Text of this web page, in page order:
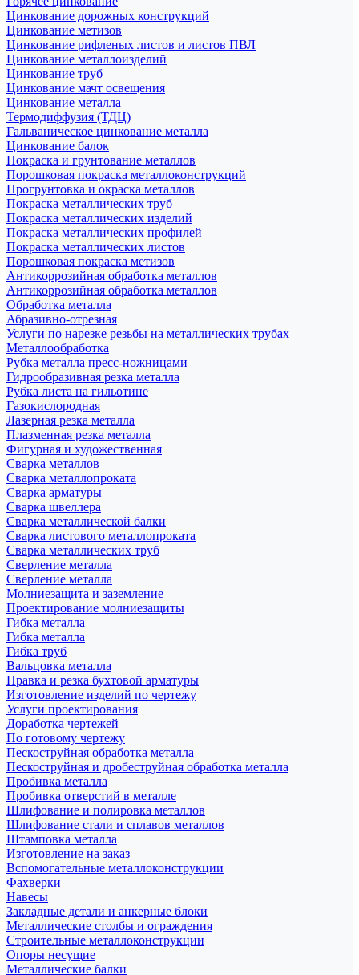
Цинкование дорожных конструкций
Цинкование метизов
Цинкование рифленых листов и листов ПВЛ
Цинкование металлоизделий
Цинкование труб
Цинкование мачт освещения
Цинкование металла
Термодиффузия (ТДЦ)
Гальваническое цинкование металла
Цинкование балок
Покраска и грунтование металлов
Порошковая покраска металлоконструкций
Прогрунтовка и окраска металлов
Покраска металлических труб
Покраска металлических изделий
Покраска металлических профилей
Покраска металлических листов
Порошковая покраска метизов
Антикоррозийная обработка металлов
Антикоррозийная обработка металлов
Обработка металла
Абразивно-отрезная
Услуги по нарезке резьбы на металлических трубах
Металлообработка
Рубка металла пресс-ножницами
Гидрообразивная резка металла
Рубка листа на гильотине
Газокислородная
Лазерная резка металла
Плазменная резка металла
Фигурная и художественная
Сварка металлов
Сварка металлопроката
Сварка арматуры
Сварка швеллера
Сварка металлической балки
Сварка листового металлопроката
Сварка металлических труб
Сверление металла
Сверление металла
Молниезащита и заземление
Проектирование молниезащиты
Гибка металла
Гибка металла
Гибка труб
Вальцовка металла
Правка и резка бухтовой арматуры
Изготовление изделий по чертежу
Услуги проектирования
Доработка чертежей
По готовому чертежу
Пескоструйная обработка металла
Пескоструйная и дробеструйная обработка металла
Пробивка металла
Пробивка отверстий в металле
Шлифование и полировка металлов
Шлифование стали и сплавов металлов
Штамповка металла
Изготовление на заказ
Вспомогательные металлоконструкции
Фахверки
Навесы
Закладные детали и анкерные блоки
Металлические столбы и ограждения
Строительные металлоконструкции
Опоры несущие
Металлические балки